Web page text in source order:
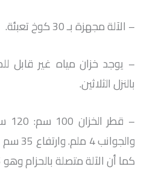
– الآلة مجهزة بـ 30 كوخ تعبئة.
بالنزل الثلاثين.
كما أن الآلة متصلة بالحزام وهو 3.25 بوصة.